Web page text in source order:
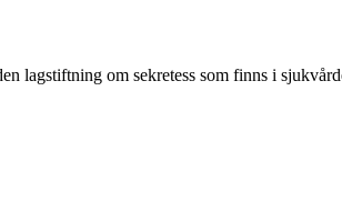
lagstiftning om sekretess som finns i